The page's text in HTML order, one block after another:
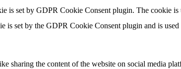
is set by GDPR Cookie Consent plugin. The cookie
is set by the GDPR Cookie Consent plugin and is
sharing the content of the website on social media